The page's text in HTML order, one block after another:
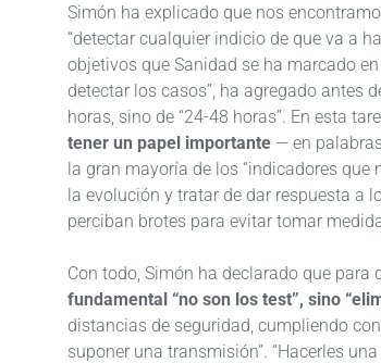
Simón ha explicado que nos
“detectar cualquier indicio de que va a
objetivos que Sanidad se ha marcado
detectar los casos”, ha agregado antes
horas, sino de “24-48 horas”. En esta
tener un papel importante — en
la gran mayoría de los “indicadores que
la evolución y tratar de dar respuesta a
perciban brotes para evitar tomar
Con todo, Simón ha declarado que
fundamental “no son los test”, sino
distancias de seguridad, cumpliendo
suponer una transmisión”. “Hacerles